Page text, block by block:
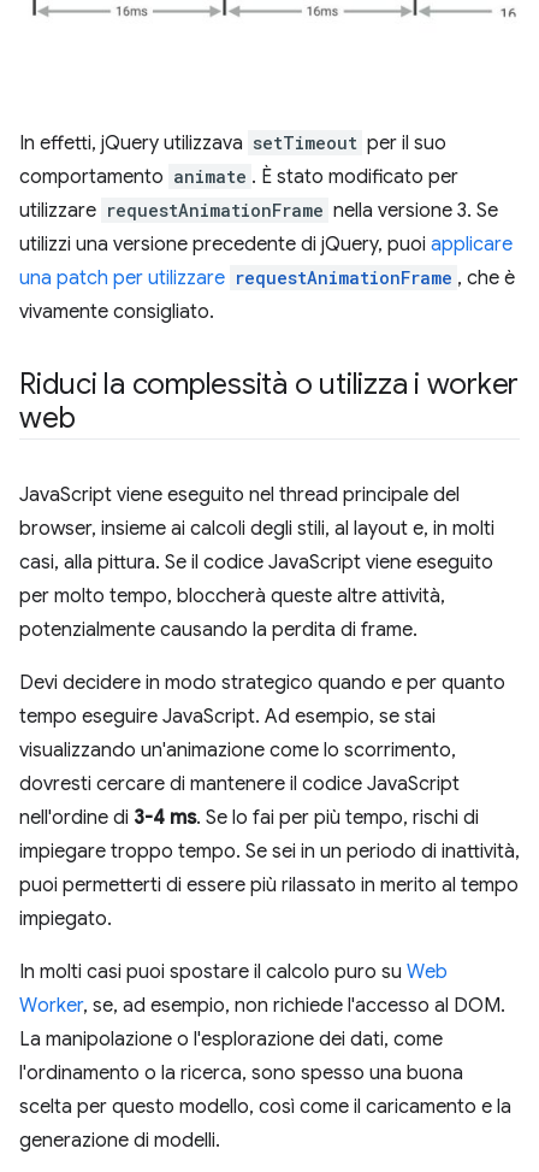
In effetti, jQuery utilizzava setTimeout per il suo
comportamento animate . È stato modificato per
utilizzare requestAnimationFrame nella versione 3. Se
utilizzi una versione precedente di jQuery, puoi applicare
una patch per utilizzare requestAnimationFrame , che è
vivamente consigliato.
Riduci la complessità o utilizza i worker
web
JavaScript viene eseguito nel thread principale del
browser, insieme ai calcoli degli stili, al layout e, in molti
casi, alla pittura. Se il codice JavaScript viene eseguito
per molto tempo, bloccherà queste altre attività,
potenzialmente causando la perdita di frame.
Devi decidere in modo strategico quando e per quanto
tempo eseguire JavaScript. Ad esempio, se stai
visualizzando un'animazione come lo scorrimento,
dovresti cercare di mantenere il codice JavaScript
nell'ordine di 3-4 ms. Se lo fai per più tempo, rischi di
impiegare troppo tempo. Se sei in un periodo di inattività,
puoi permetterti di essere più rilassato in merito al tempo
impiegato.
In molti casi puoi spostare il calcolo puro su Web
Worker, se, ad esempio, non richiede l'accesso al DOM.
La manipolazione o l'esplorazione dei dati, come
l'ordinamento o la ricerca, sono spesso una buona
scelta per questo modello, così come il caricamento e la
generazione di modelli.